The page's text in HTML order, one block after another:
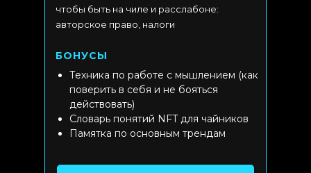
чтобы быть на чиле и расслабоне:
авторское право, налоги
Техника по работе с мышлением (как
поверить в себя и не бояться
действовать)
Словарь понятий NFT для чайников
Памятка по основным трендам
БОНУСЫ